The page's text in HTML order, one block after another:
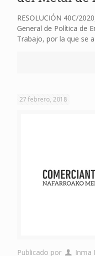
RESOLUCIÓN 40C/
General de Política de
Trabajo, por la que se
27 febrero, 2018
Publicado por Inma